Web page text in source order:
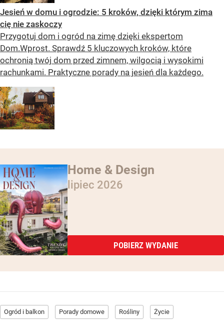
Jesień w domu i ogrodzie: 5 kroków, dzięki którym zima
cię nie zaskoczy
Przygotuj dom i ogród na zimę dzięki ekspertom
Dom.Wprost. Sprawdź 5 kluczowych kroków, które
ochronią twój dom przed zimnem, wilgocią i wysokimi
rachunkami. Praktyczne porady na jesień dla każdego.
Home & Design
lipiec 2026
POBIERZ WYDANIE
Ogród i balkon Porady domowe Rośliny Życie